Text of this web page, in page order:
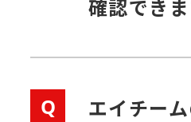
確認でき
Q
エイチー